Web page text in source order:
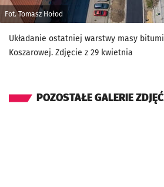
Fot. Tomasz Hołod
Układanie ostatniej warstwy masy
Koszarowej. Zdjęcie z 29 kwietnia
POZOSTAŁE GALERIE ZDJĘĆ